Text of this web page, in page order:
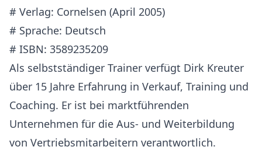
# Verlag: Cornelsen (April 2005)
# Sprache: Deutsch
# ISBN: 3589235209
Als selbstständiger Trainer verfügt Dirk Kreuter
über 15 Jahre Erfahrung in Verkauf, Training und
Coaching. Er ist bei marktführenden
Unternehmen für die Aus- und Weiterbildung
von Vertriebsmitarbeitern verantwortlich.